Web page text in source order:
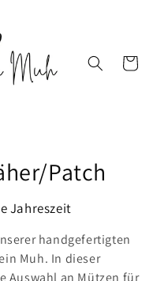
Warenkorb
Patch
Jahreszeit
handgefertigten
Muh. In dieser
Auswahl an Mützen für